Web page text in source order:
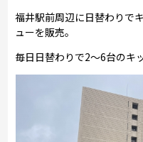
福井駅前周辺に日替わりで
ューを販売。
毎日日替わりで2～6台のキ